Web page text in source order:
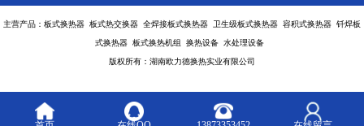
主营产品：板式换热器 板式热交换器 全焊接板式换热器 卫生级板式换热器 容积式换热器 钎焊板
式换热器 板式换热机组 换热设备 水处理设备
版权所有：湖南欧力德换热实业有限公司